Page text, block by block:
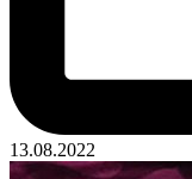
13.08.2022